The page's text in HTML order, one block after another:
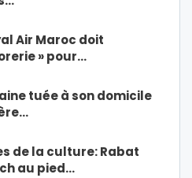
Air Maroc doit
» pour…
tuée à son domicile
de la culture: Rabat
au pied…